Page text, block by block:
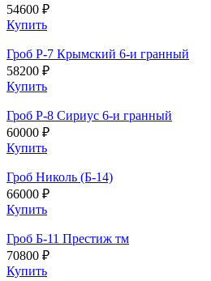
54600 ₽
Купить
Гроб Р-7 Крымский 6-и гранный
58200 ₽
Купить
Гроб Р-8 Сириус 6-и гранный
60000 ₽
Купить
Гроб Николь (Б-14)
66000 ₽
Купить
Гроб Б-11 Престиж тм
70800 ₽
Купить